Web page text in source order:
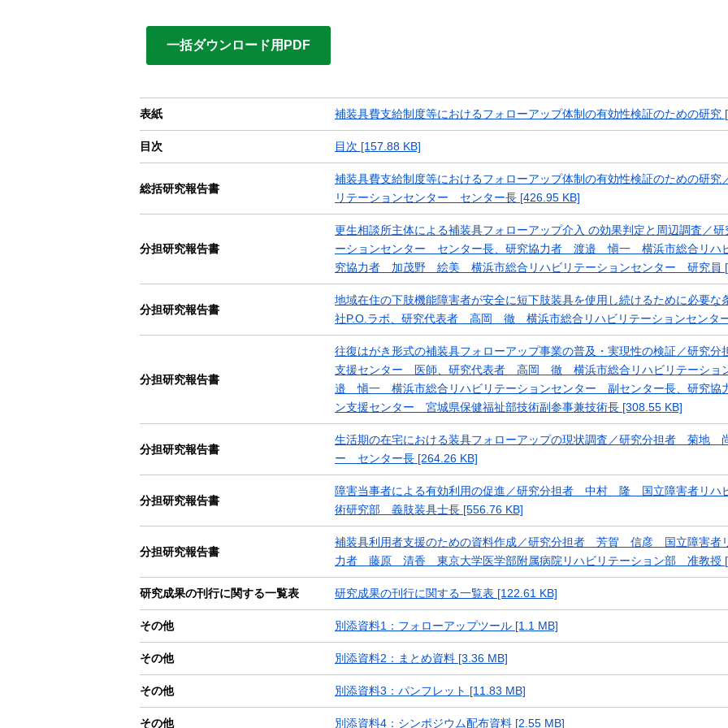
一括ダウンロード用PDF
表紙 補装具費支給制度等におけるフォローアップ体制の有効性検証のための研究
目次 目次 [157.88 KB]
総括研究報告書
補装具費支給制度等におけるフォローアップ体制の有効性検証のための
リテーションセンター センター長 [426.95 KB]
分担研究報告書
更生相談所主体による補装具フォローアップ介入 の効果判定と周辺調査
ーションセンター センター長、研究協力者 渡邉 愼一 横浜市総合リハ
究協力者 加茂野 絵美 横浜市総合リハビリテーションセンター 研究員
分担研究報告書
地域在住の下肢機能障害者が安全に短下肢装具を使用し続けるために必
社P.O.ラボ、研究代表者 高岡 徹 横浜市総合リハビリテーションセンタ
分担研究報告書
往復はがき形式の補装具フォローアップ事業の普及・実現性の検証／研
支援センター 医師、研究代表者 高岡 徹 横浜市総合リハビリテーショ
邉 愼一 横浜市総合リハビリテーションセンター 副センター長、研究
ン支援センター 宮城県保健福祉部技術副参事兼技術長 [308.55 KB]
分担研究報告書
生活期の在宅における装具フォローアップの現状調査／研究分担者 菊地
ー センター長 [264.26 KB]
分担研究報告書
障害当事者による有効利用の促進／研究分担者 中村 隆 国立障害者リハ
術研究部 義肢装具士長 [556.76 KB]
分担研究報告書
補装具利用者支援のための資料作成／研究分担者 芳賀 信彦 国立障害者
力者 藤原 清香 東京大学医学部附属病院リハビリテーション部 准教授
研究成果の刊行に関する一覧表 研究成果の刊行に関する一覧表 [122.61 KB]
その他 別添資料1：フォローアップツール [1.1 MB]
その他 別添資料2：まとめ資料 [3.36 MB]
その他 別添資料3：パンフレット [11.83 MB]
その他 別添資料4：シンポジウム配布資料 [2.55 MB]